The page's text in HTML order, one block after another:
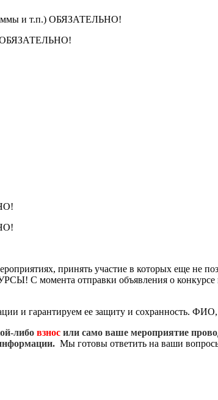
и т.п.) ОБЯЗАТЕЛЬНО!
ОБЯЗАТЕЛЬНО!
принять участие в которых еще не
отправки объявления о конкурсе и
и гарантируем ее защиту и сохранность. ФИО,
либо взнос или само ваше мероприятие
Мы готовы ответить на ваши